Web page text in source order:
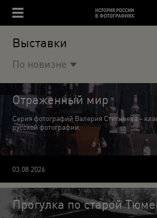
Выставки
По новизне
Отраженный мир
Серия фотографий Валерия Стигнеева –
русской фотографии.
03.08.2026
Прогулка по старой